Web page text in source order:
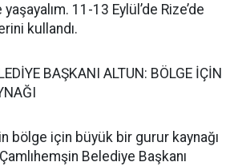
11-13 Eylül’de Rize’de
kullandı.
BAŞKANI ALTUN: BÖLGE İÇİN
bölge için büyük bir gurur kaynağı
Belediye Başkanı